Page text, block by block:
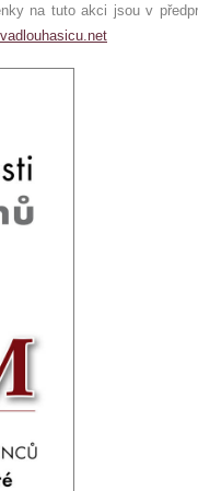
na tuto akci jsou v